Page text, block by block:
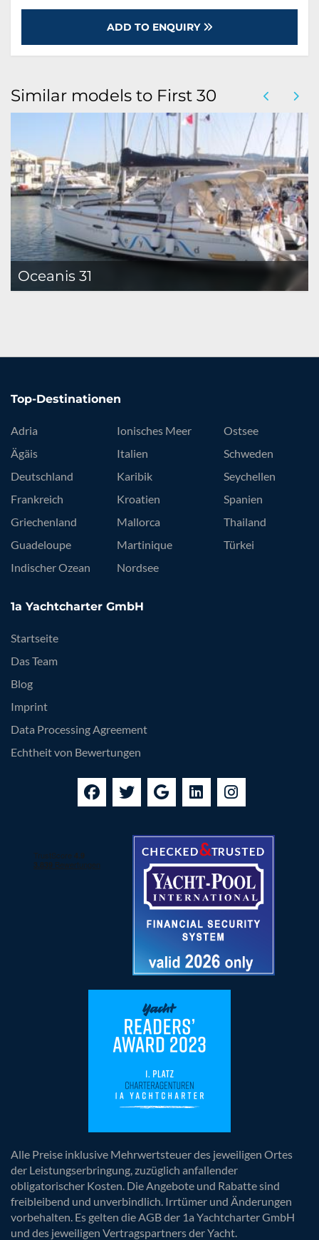
ADD TO ENQUIRY
Similar models to First 30
Oceanis 31
Top-Destinationen
Adria
Ägäis
Deutschland
Frankreich
Griechenland
Guadeloupe
Indischer Ozean
Ionisches Meer
Italien
Karibik
Kroatien
Mallorca
Martinique
Nordsee
Ostsee
Schweden
Seychellen
Spanien
Thailand
Türkei
1a Yachtcharter GmbH
Startseite
Das Team
Blog
Imprint
Data Processing Agreement
Echtheit von Bewertungen
Alle Preise inklusive Mehrwertsteuer des jeweiligen Ortes
der Leistungserbringung, zuzüglich anfallender
obligatorischer Kosten. Die Angebote und Rabatte sind
freibleibend und unverbindlich. Irrtümer und Änderungen
vorbehalten. Es gelten die AGB der 1a Yachtcharter GmbH
und des jeweiligen Vertragspartners der Yacht.